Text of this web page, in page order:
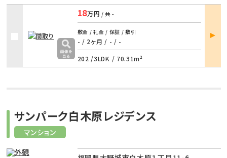
18万円 / 共 -
敷金 / 礼金 / 保証 / 敷引
- / 2ヶ月 / - / -
202 /3LDK / 70.31m²
部屋
詳細
マンション
サンパーク白木原レジデンス